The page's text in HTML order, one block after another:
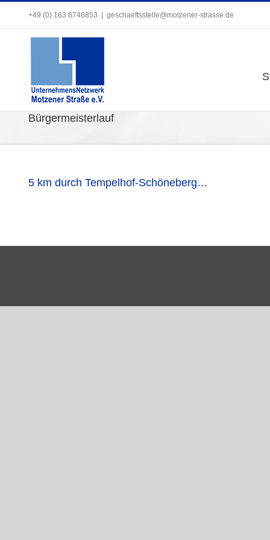
springen
+49 (0) 163 6746853 geschaeftsstelle@motzener-strasse.de
+49 (0) 163 6746853 geschaeftsstelle@motzener-strasse.de
Bürgermeisterlauf
5 km durch Tempelhof-Schöneberg…